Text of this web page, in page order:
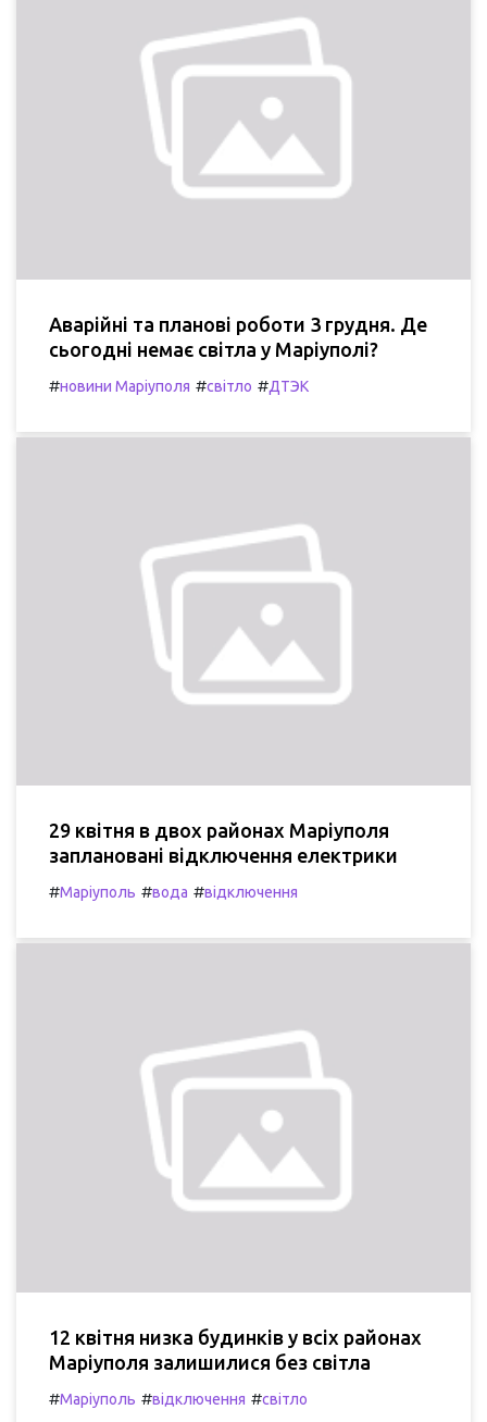
Аварійні та планові роботи 3 грудня. Де
сьогодні немає світла у Маріуполі?
#новини Маріуполя #світло #ДТЭК
29 квітня в двох районах Маріуполя
заплановані відключення електрики
#Маріуполь #вода #відключення
12 квітня низка будинків у всіх районах
Маріуполя залишилися без світла
#Маріуполь #відключення #світло